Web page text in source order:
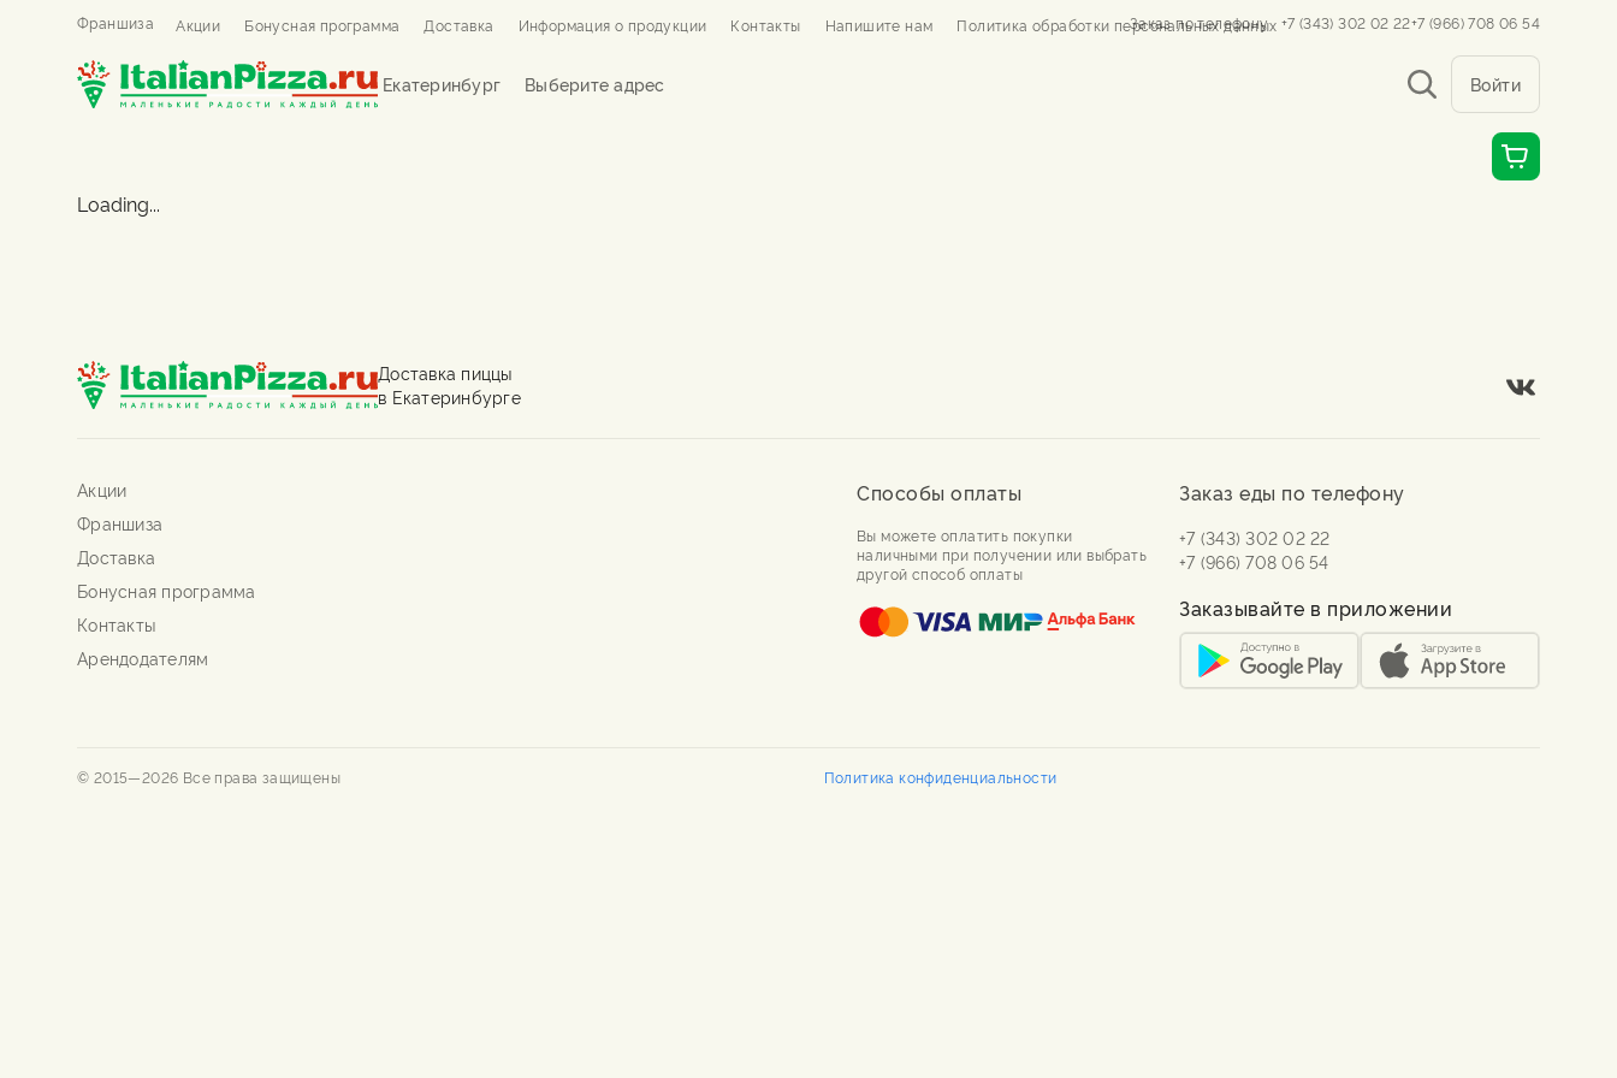
Франшиза Акции Бонусная программа Доставка Информация о продукции Контакты Напишите нам Политика обработки персональных данных
Заказ по телефону +7 (343) 302 02 22+7 (966) 708 06 54
Екатеринбург Выберите адрес Войти
Loading...
Доставка пиццы
в Екатеринбурге
Акции
Франшиза
Доставка
Бонусная программа
Контакты
Арендодателям
Способы оплаты
Вы можете оплатить покупки
наличными при получении или выбрать
другой способ оплаты
Заказ еды по телефону
+7 (343) 302 02 22
+7 (966) 708 06 54
Заказывайте в приложении
© 2015—2026 Все права защищены Политика конфиденциальности